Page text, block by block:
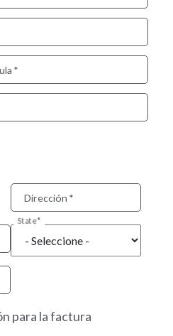
Dirección
State
para la factura